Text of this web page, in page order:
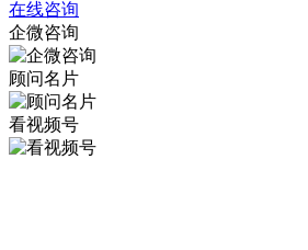
在线咨询
企微咨询
顾问名片
看视频号